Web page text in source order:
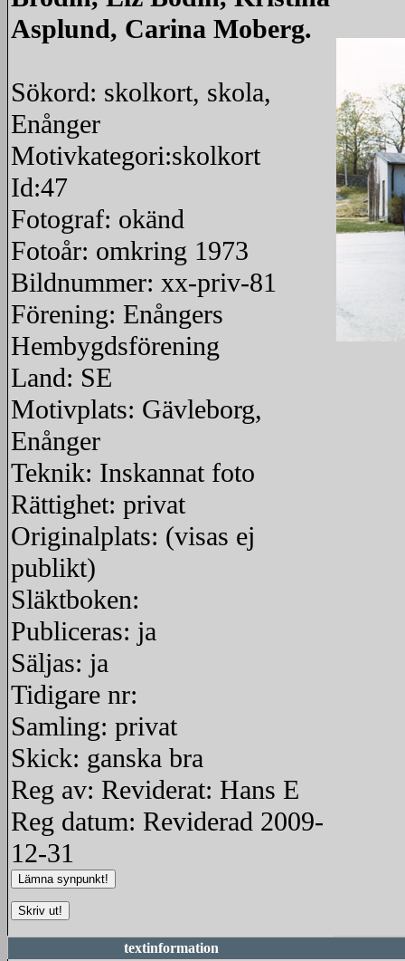
Asplund, Carina Moberg.
Sökord: skolkort, skola,
Enånger
Motivkategori:skolkort
Id:47
Fotograf: okänd
Fotoår: omkring 1973
Bildnummer: xx-priv-81
Förening: Enångers
Hembygdsförening
Land: SE
Motivplats: Gävleborg,
Enånger
Teknik: Inskannat foto
Rättighet: privat
Originalplats: (visas ej
publikt)
Släktboken:
Publiceras: ja
Säljas: ja
Tidigare nr:
Samling: privat
Skick: ganska bra
Reg av: Reviderat: Hans E
Reg datum: Reviderad 2009-
12-31
textinformation